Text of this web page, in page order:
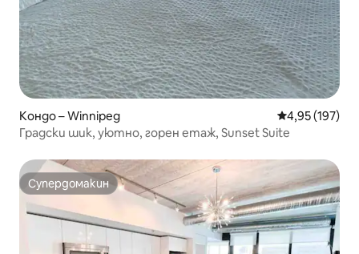
Кондо – Winnipeg Средна
4,95 (197)
Градски шик, уютно, горен етаж, Sunset Suite
Супердомакин
Супердомакин